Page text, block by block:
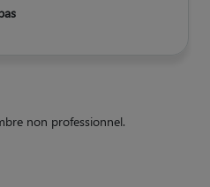
non professionnel.